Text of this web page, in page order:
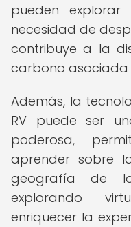
pueden explorar
necesidad de
contribuye a la
carbono asociada
Además, la
RV puede ser
poderosa,
aprender sobre
geografía de
explorando
enriquecer la